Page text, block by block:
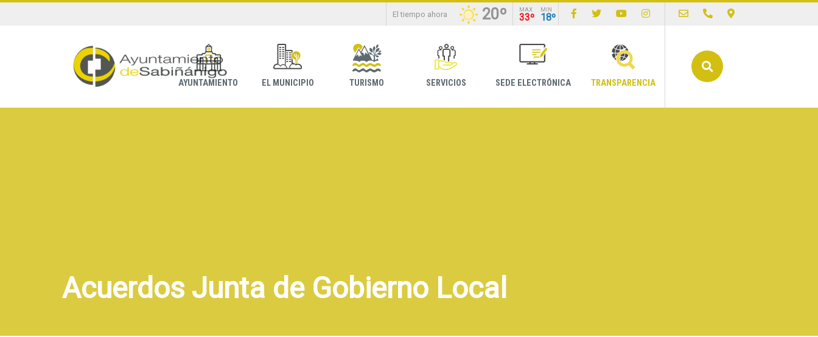
El tiempo ahora 20º MAX
33º
MIN
18º
AYUNTAMIENTO EL MUNICIPIO TURISMO SERVICIOS SEDE ELECTRÓNICA TRANSPARENCIA
Acuerdos Junta de Gobierno Local